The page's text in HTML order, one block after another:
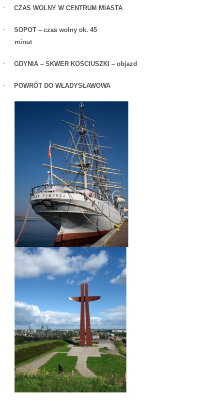
· CZAS WOLNY W CENTRUM MIASTA
·
SOPOT – czas wolny ok. 45
minut
· GDYNIA – SKWER KOŚCIUSZKI – objazd
· POWRÓT DO WŁADYSŁAWOWA